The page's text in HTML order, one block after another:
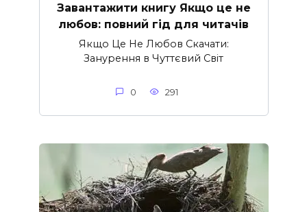
Завантажити книгу Якщо це не
любов: повний гід для читачів
Якщо Це Не Любов Скачати:
Занурення в Чуттєвий Світ
0 291